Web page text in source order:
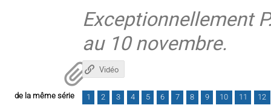
Exceptionnellement
au 10 novembre.
Vidéo
de la même série 1 2 3 4 5 6 7 8 9 10 11
12